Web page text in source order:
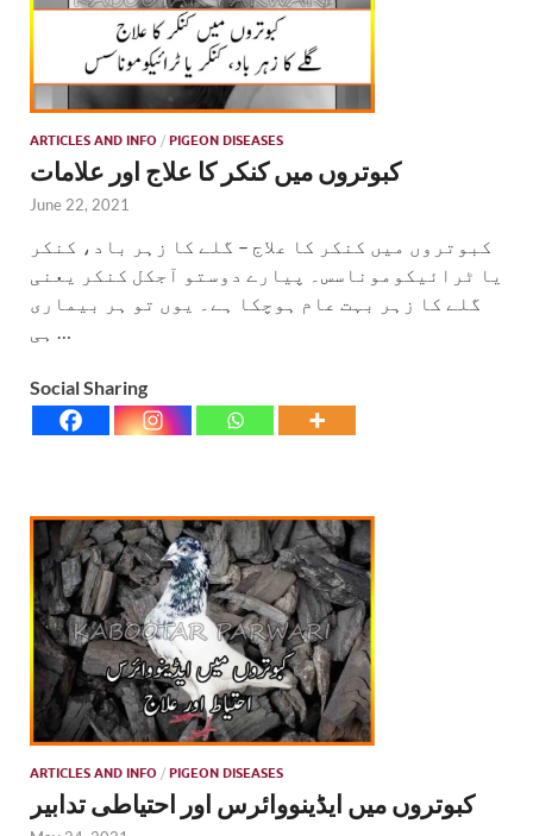
ARTICLES AND INFO / PIGEON DISEASES
کبوتروں میں کنکر کا علاج اور علامات
June 22, 2021
کبوتروں میں کنکر کا علاج – گلے کا زہر باد، کنکر
یا ٹرائیکوموناسس۔ پیارے دوستو آجکل کنکر یعنی
گلے کا زہر بہت عام ہوچکا ہے۔ یوں تو ہر بیماری
Social Sharing
ARTICLES AND INFO / PIGEON DISEASES
کبوتروں میں ایڈینووائرس اور احتیاطی تدابیر